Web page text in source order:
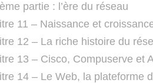
partie : l’ère du réseau
11 – Naissance et
12 – La riche histoire du
13 – Cisco, Compuserve et
14 – Le Web, la plateforme